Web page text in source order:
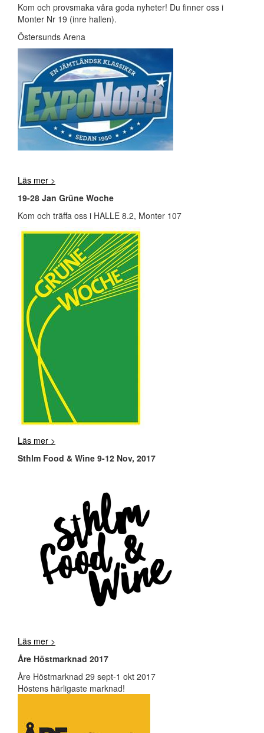
Kom och provsmaka våra goda nyheter! Du finner oss i
Monter Nr 19 (inre hallen).
Östersunds Arena
Läs mer >
19-28 Jan Grüne Woche
Kom och träffa oss i HALLE 8.2, Monter 107
Läs mer >
Sthlm Food & Wine 9-12 Nov, 2017
Läs mer >
Åre Höstmarknad 2017
Åre Höstmarknad 29 sept-1 okt 2017
Höstens härligaste marknad!